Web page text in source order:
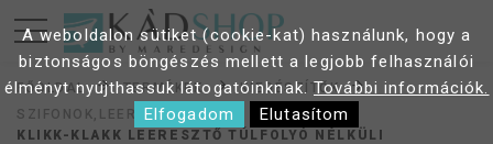
FŐOLDAL TERMÉKEK
KIEGÉSZÍTŐK
SZIFONOK,LEERESZTŐK
KLIKK-KLAKK LEERESZTŐ TÚLFOLYÓ NÉLKÜLI
A weboldalon sütiket (cookie-kat) használunk, hogy a
biztonságos böngészés mellett a legjobb felhasználói
élményt nyújthassuk látogatóinknak.További információk.
Elfogadom
Elutasítom